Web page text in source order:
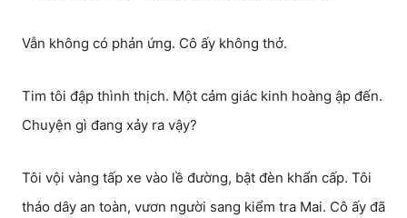
Vẫn không có phản ứng. Cô ấy không thở.
Tim tôi đập thình thịch. Một cảm giác kinh hoàng ập đến.
Chuyện gì đang xảy ra vậy?
Tôi vội vàng tấp xe vào lề đường, bật đèn khẩn cấp. Tôi
tháo dây an toàn, vươn người sang kiểm tra Mai. Cô ấy đã